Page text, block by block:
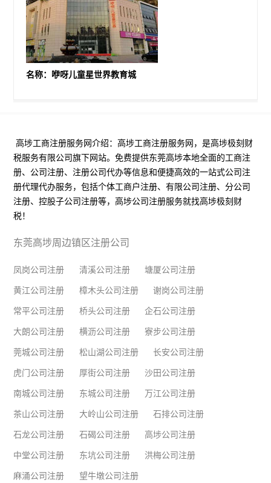
名称：咿呀儿童星世界教育城
高埗工商注册服务网介绍：高埗工商注册服务网，是高埗极刻财
税服务有限公司旗下网站。免费提供东莞高埗本地全面的工商注
册、公司注册、注册公司代办等信息和便捷高效的一站式公司注
册代理代办服务，包括个体工商户注册、有限公司注册、分公司
注册、控股子公司注册等，高埗公司注册服务就找高埗极刻财
税！
东莞高埗周边镇区注册公司
凤岗公司注册 清溪公司注册 塘厦公司注册
黄江公司注册 樟木头公司注册 谢岗公司注册
常平公司注册 桥头公司注册 企石公司注册
大朗公司注册 横沥公司注册 寮步公司注册
莞城公司注册 松山湖公司注册 长安公司注册
虎门公司注册 厚街公司注册 沙田公司注册
南城公司注册 东城公司注册 万江公司注册
茶山公司注册 大岭山公司注册 石排公司注册
石龙公司注册 石碣公司注册 高埗公司注册
中堂公司注册 东坑公司注册 洪梅公司注册
麻涌公司注册 望牛墩公司注册